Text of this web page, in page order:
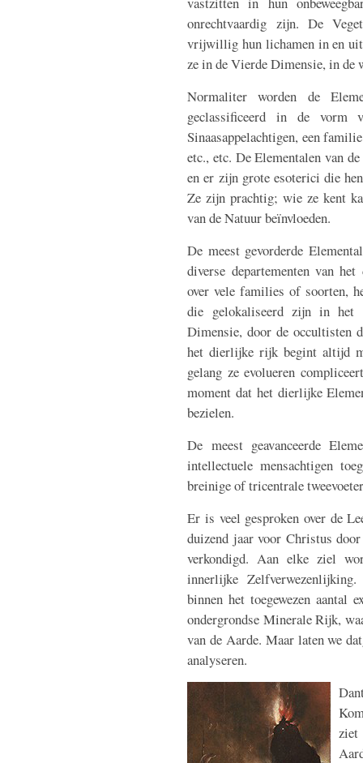
onrechtvaardig zijn. De
vrijwillig hun lichamen in en uit
ze in de Vierde Dimensie, in de
Normaliter worden de
geclassificeerd in de
Sinaasappelachtigen, een
etc., etc. De Elementalen van
en er zijn grote esoterici die
Ze zijn prachtig; wie ze kent
van de Natuur beïnvloeden.
De meest gevorderde
diverse departementen van
over vele families of soorten,
die gelokaliseerd zijn in het
Dimensie, door de occultisten
het dierlijke rijk begint altijd
gelang ze evolueren
moment dat het dierlijke
bezielen.
De meest geavanceerde
intellectuele mensachtigen
breinige of tricentrale
Er is veel gesproken over de
duizend jaar voor Christus
verkondigd. Aan elke ziel
innerlijke
binnen het toegewezen aantal
ondergrondse Minerale Rijk,
van de Aarde. Maar laten we
analyseren.
ziet